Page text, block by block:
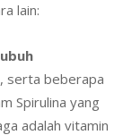
lain:
serta beberapa
Spirulina yang
adalah vitamin